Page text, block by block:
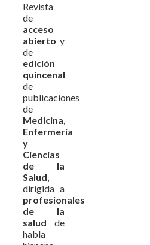
Revista
de
acceso
abierto y
de
edición
quincenal
de
publicaciones
de
Medicina,
Enfermería
y
Ciencias
de la
Salud,
dirigida a
profesionales
de la
salud de
habla